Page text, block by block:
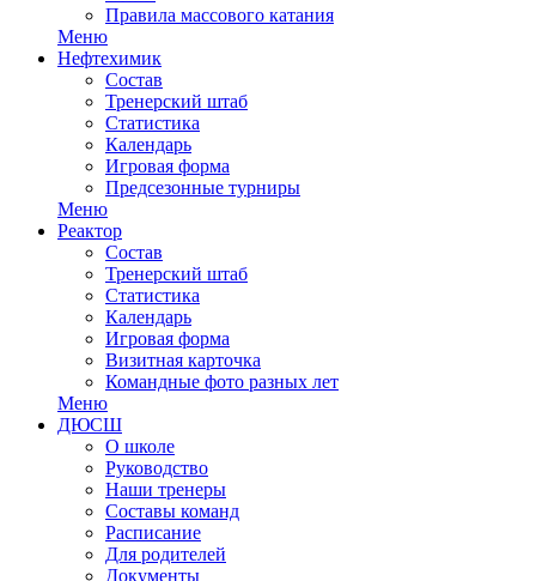
Правила массового катания
Меню
Нефтехимик
Состав
Тренерский штаб
Статистика
Календарь
Игровая форма
Предсезонные турниры
Меню
Реактор
Состав
Тренерский штаб
Статистика
Календарь
Игровая форма
Визитная карточка
Командные фото разных лет
Меню
ДЮСШ
О школе
Руководство
Наши тренеры
Составы команд
Расписание
Для родителей
Документы